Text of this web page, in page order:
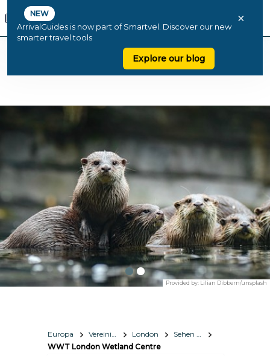
NEW
ArrivalGuides is now part of Smartvel. Discover our new
smarter travel tools
Explore our blog
×
Provided by: Lilian Dibbern/unsplash
Europa Vereinigtes Königreich London
Sehen & Erleben
WWT London Wetland Centre